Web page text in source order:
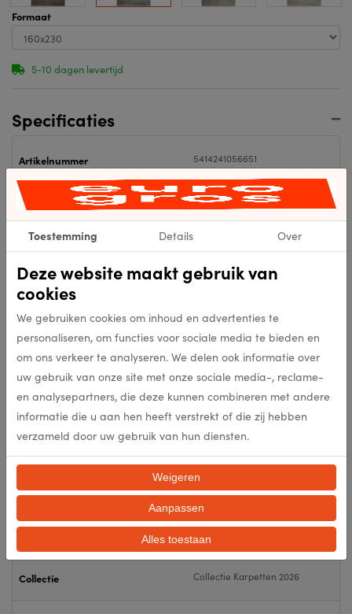
Formaat
5-10 dagen levertijd
Specificaties
Artikelnummer 5414241056651
EAN 5414241056651
Kleur 4727
Punten per m2
Poolhoogte (mm) 25mm
Poolgewicht (gr/m2) 2660g/mÂ²
Totaal gewicht per m2 (gr/m2 3200g/m2
100% Polypropylen (Heatset)
Antislip nee
Collectie Collectie Karpetten 2026
Toestemming Details Over
Deze website maakt gebruik van
cookies
We gebruiken cookies om inhoud en advertenties te
personaliseren, om functies voor sociale media te bieden en
om ons verkeer te analyseren. We delen ook informatie over
uw gebruik van onze site met onze sociale media-, reclame-
en analysepartners, die deze kunnen combineren met andere
informatie die u aan hen heeft verstrekt of die zij hebben
verzameld door uw gebruik van hun diensten.
Weigeren
Aanpassen
Alles toestaan